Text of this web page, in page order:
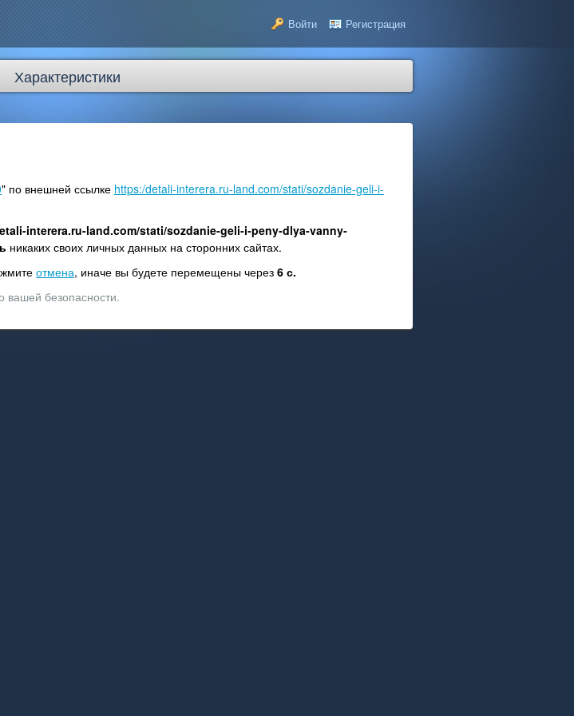
Войти Регистрация
Характеристики
" по внешней ссылке https:/detali-interera.ru-land.com/stati/sozdanie-geli-i-
interera.ru-land.com/stati/sozdanie-geli-i-peny-dlya-vanny-
никаких своих личных данных на сторонних сайтах.
отмена, иначе вы будете перемещены через 6 с.
вашей безопасности.